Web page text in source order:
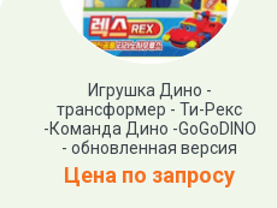
Игрушка Дино -
трансформер - Ти-Рекс
-Команда Дино -GoGoDINO
- обновленная версия
Цена по запросу